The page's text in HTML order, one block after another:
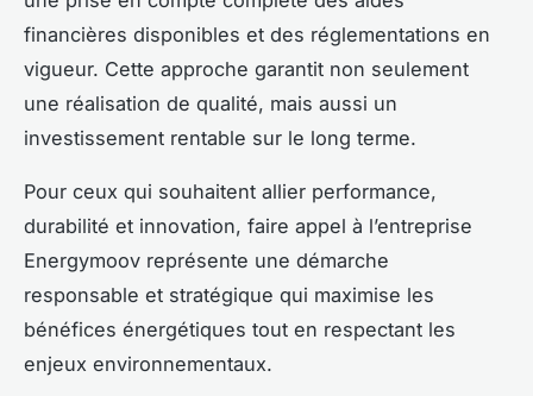
financières disponibles et des réglementations en
vigueur. Cette approche garantit non seulement
une réalisation de qualité, mais aussi un
investissement rentable sur le long terme.
Pour ceux qui souhaitent allier performance,
durabilité et innovation, faire appel à l’entreprise
Energymoov représente une démarche
responsable et stratégique qui maximise les
bénéfices énergétiques tout en respectant les
enjeux environnementaux.